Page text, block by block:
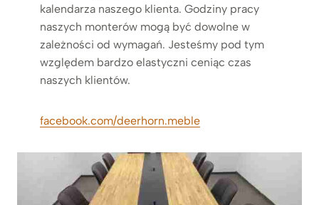
kalendarza naszego klienta. Godziny pracy
naszych monterów mogą być dowolne w
zależności od wymagań. Jesteśmy pod tym
względem bardzo elastyczni ceniąc czas
naszych klientów.
facebook.com/deerhorn.meble